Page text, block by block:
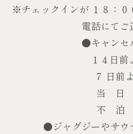
※チェックインが １８：０
電話にてご
●キャンセ
１４日
７ 日前
当 日
不 泊
●ジャグジーやサウ